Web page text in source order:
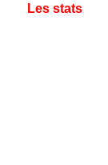
Les stats